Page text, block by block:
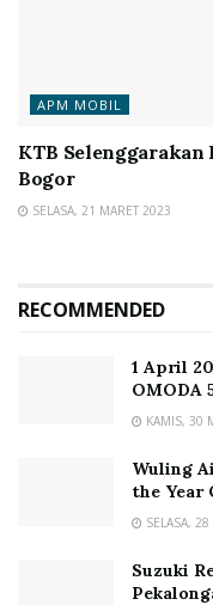
APM MOBIL
KTB Selenggarakan
Bogor
SELASA, 21 MARET 2023
RECOMMENDED
1 April
OMODA
KAMIS, 30
Wuling
the Year
SELASA,
Suzuki